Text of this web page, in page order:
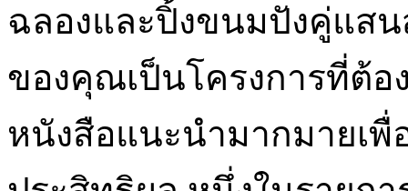
ฉลองและปิ้งขนมปังคู่แสนสุ
ของคุณเป็นโครงการที่ต้อ
หนังสือแนะนำมากมายเ